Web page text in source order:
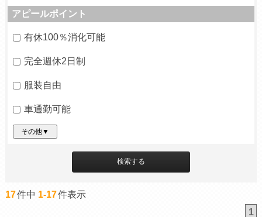
アピールポイント
有休100％消化可能
完全週休2日制
服装自由
車通勤可能
その他▼
17件中 1-17件表示
1